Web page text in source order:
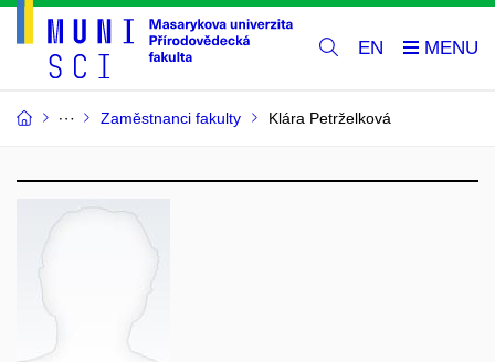
EN
Zaměstnanci fakulty Klára Petrželková